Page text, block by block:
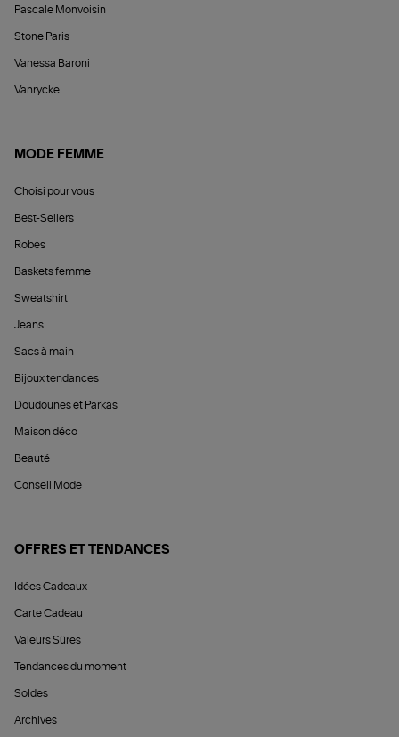
Pascale Monvoisin
Stone Paris
Vanessa Baroni
Vanrycke
MODE FEMME
Choisi pour vous
Best-Sellers
Robes
Baskets femme
Sweatshirt
Jeans
Sacs à main
Bijoux tendances
Doudounes et Parkas
Maison déco
Beauté
Conseil Mode
OFFRES ET TENDANCES
Idées Cadeaux
Carte Cadeau
Valeurs Sûres
Tendances du moment
Soldes
Archives